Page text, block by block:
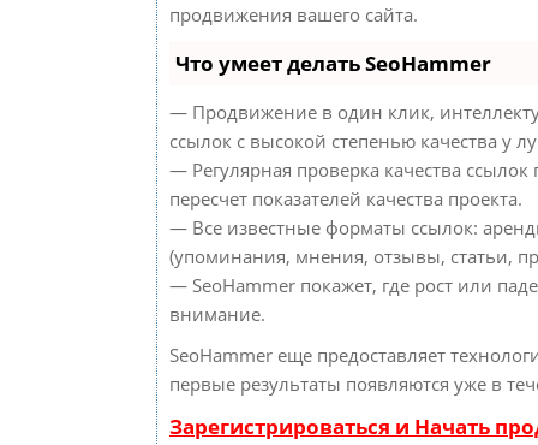
продвижения вашего сайта.
Что умеет делать SeoHammer
— Продвижение в один клик,
ссылок с высокой степенью качества у
— Регулярная проверка качества
пересчет показателей качества проекта.
— Все известные форматы ссылок:
(упоминания, мнения, отзывы, статьи,
— SeoHammer покажет, где рост или
внимание.
SeoHammer еще предоставляет
первые результаты появляются уже в
Зарегистрироваться и Начать